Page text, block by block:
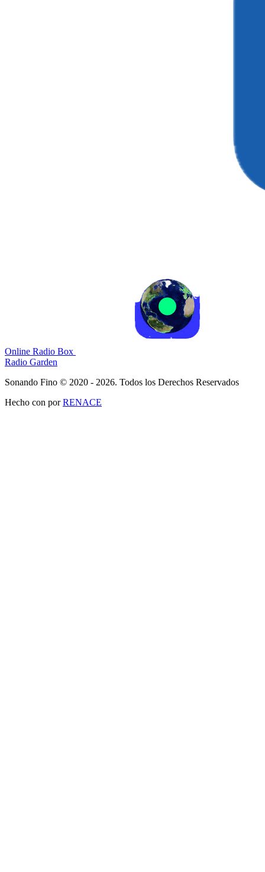
Online Radio Box
Radio Garden
Sonando Fino © 2020 - 2026. Todos los Derechos Reservados
Hecho con porRENACE